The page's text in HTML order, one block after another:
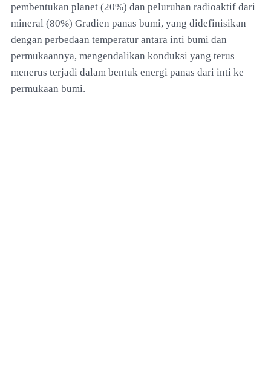
pembentukan planet (20%) dan peluruhan radioaktif dari
mineral (80%) Gradien panas bumi, yang didefinisikan
dengan perbedaan temperatur antara inti bumi dan
permukaannya, mengendalikan konduksi yang terus
menerus terjadi dalam bentuk energi panas dari inti ke
permukaan bumi.